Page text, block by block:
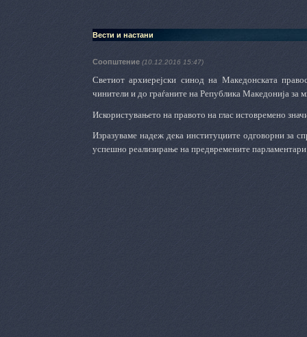
Вести и настани
Соопштение (10.12.2016 15:47)
Светиот архиерејски синод на Македонската
чинители и до граѓаните на Република Македонија за
Искористувањето на правото на глас истовремено
Изразуваме надеж дека институциите одговорни за
успешно реализирање на предвремените